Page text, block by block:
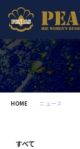
HOME ニュース
すべて